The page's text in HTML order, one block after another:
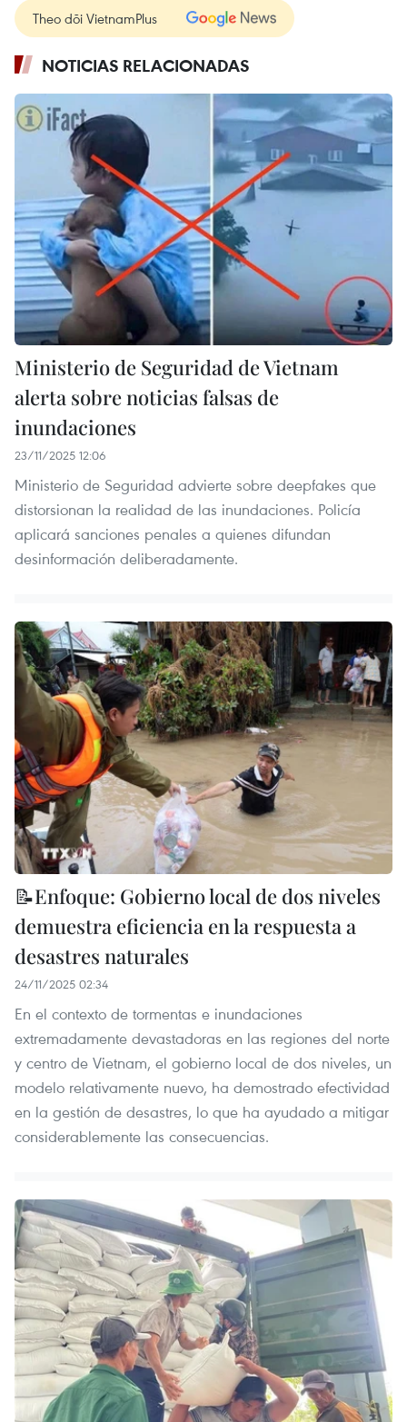
Theo dõi VietnamPlus
NOTICIAS RELACIONADAS
Ministerio de Seguridad de Vietnam
alerta sobre noticias falsas de
inundaciones
23/11/2025 12:06
Ministerio de Seguridad advierte sobre deepfakes que
distorsionan la realidad de las inundaciones. Policía
aplicará sanciones penales a quienes difundan
desinformación deliberadamente.
📝Enfoque: Gobierno local de dos niveles
demuestra eficiencia en la respuesta a
desastres naturales
24/11/2025 02:34
En el contexto de tormentas e inundaciones
extremadamente devastadoras en las regiones del norte
y centro de Vietnam, el gobierno local de dos niveles, un
modelo relativamente nuevo, ha demostrado efectividad
en la gestión de desastres, lo que ha ayudado a mitigar
considerablemente las consecuencias.